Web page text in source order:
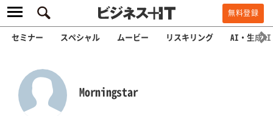
無料登録
セミナー スペシャル ムービー リスキリング AI・生成AI
Morningstar